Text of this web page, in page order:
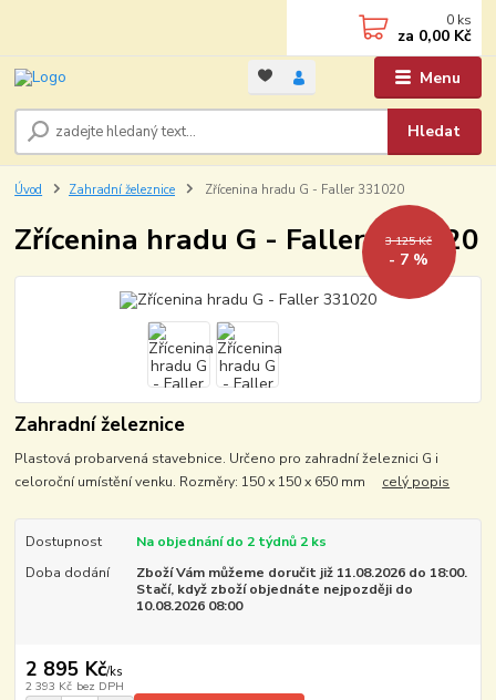
Menu
Hledat
0 ks
za 0,00 Kč
Úvod Zahradní železnice Zřícenina hradu G - Faller 331020
Zřícenina hradu G - Faller 331020
3 125 Kč
- 7 %
Zahradní železnice
Plastová probarvená stavebnice. Určeno pro zahradní železnici G i
celoroční umístění venku. Rozměry: 150 x 150 x 650 mm celý popis
Dostupnost
Na objednání do 2 týdnů 2 ks
Doba dodání
Zboží Vám můžeme doručit již 11.08.2026 do 18:00.
Stačí, když zboží objednáte nejpozději do
10.08.2026 08:00
2 895 Kč/ks
2 393 Kč bez DPH